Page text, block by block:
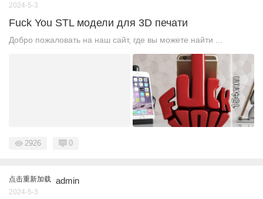
2024-5-3
Fuck You STL модели для 3D печати
Добро пожаловать на наш сайт, где вы можете найти ...
2926 0
点击重新加载 admin
2024-5-3